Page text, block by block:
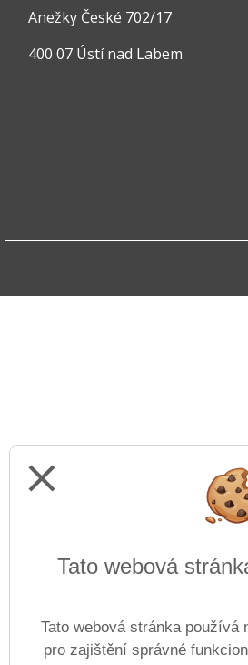
Anežky České 702/17
400 07 Ústí nad Labem
close
Tato webová
Tato webová stránka používá
pro zajištění správné